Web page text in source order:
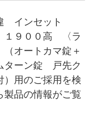
インセット
９００高 〈ラ
オートカマ錠＋
ターン錠 戸先ク
用のご採用を検
製品の情報がご覧